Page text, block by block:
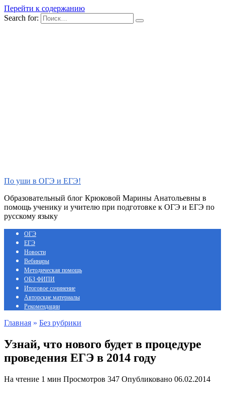
Перейти к содержанию
Search for:
По уши в ОГЭ и ЕГЭ!
Образовательный блог Крюковой Марины Анатольевны в
помощь ученику и учителю при подготовке к ОГЭ и ЕГЭ по
русскому языку
ОГЭ
ЕГЭ
Новости
Вебинары
Методическая помощь
ОБЗ ФИПИ
Итоговое сочинение
Авторские материалы
Рекомендации
Главная » Без рубрики
Узнай, что нового будет в процедуре
проведения ЕГЭ в 2014 году
На чтение 1 мин Просмотров 347 Опубликовано 06.02.2014